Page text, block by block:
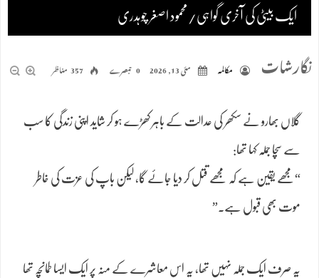
ایک بیٹی کی آخری گواہی/محمود اصغر چوہدری
نگارشات مکالمہ مئی 13, 2026 0 تبصرے 357 مناظر
گلاں بھارو نے سکھر کی عدالت کے باہر کھڑے ہو کر شاید اپنی زندگی کا سب
سے سچا جملہ کہا تھا:
“مجھے یقین ہے کہ مجھے قتل کر دیا جائے گا، لیکن باپ کی عزت کی خاطر
موت بھی قبول ہے۔”
یہ صرف ایک جملہ نہیں تھا، یہ اس معاشرے کے منہ پر ایک ایسا طمانچہ تھا